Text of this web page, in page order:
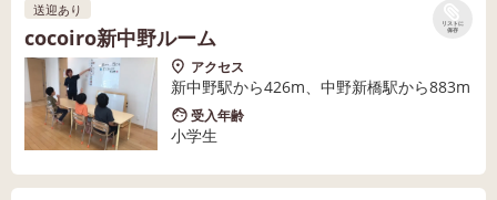
リストに
保存
送迎あり
cocoiro新中野ルーム
アクセス
新中野駅から426m、中野新橋駅から883m
受入年齢
小学生